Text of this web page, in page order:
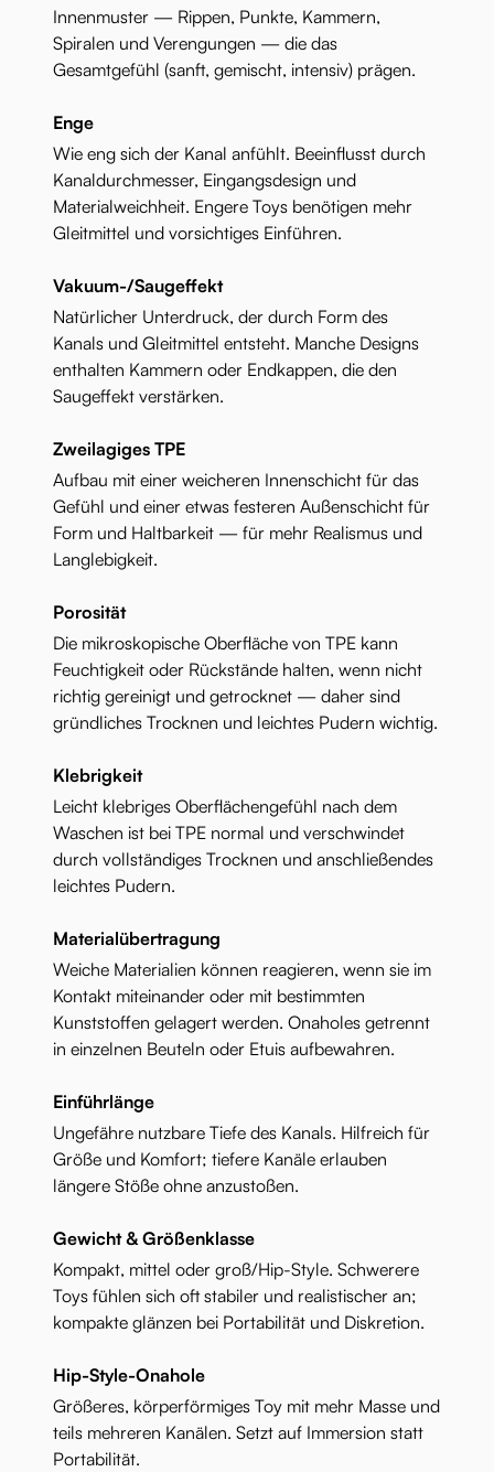
Innenmuster — Rippen, Punkte, Kammern,
Spiralen und Verengungen — die das
Gesamtgefühl (sanft, gemischt, intensiv) prägen.
Enge
Wie eng sich der Kanal anfühlt. Beeinflusst durch
Kanaldurchmesser, Eingangsdesign und
Materialweichheit. Engere Toys benötigen mehr
Gleitmittel und vorsichtiges Einführen.
Vakuum-/Saugeffekt
Natürlicher Unterdruck, der durch Form des
Kanals und Gleitmittel entsteht. Manche Designs
enthalten Kammern oder Endkappen, die den
Saugeffekt verstärken.
Zweilagiges TPE
Aufbau mit einer weicheren Innenschicht für das
Gefühl und einer etwas festeren Außenschicht für
Form und Haltbarkeit — für mehr Realismus und
Langlebigkeit.
Porosität
Die mikroskopische Oberfläche von TPE kann
Feuchtigkeit oder Rückstände halten, wenn nicht
richtig gereinigt und getrocknet — daher sind
gründliches Trocknen und leichtes Pudern wichtig.
Klebrigkeit
Leicht klebriges Oberflächengefühl nach dem
Waschen ist bei TPE normal und verschwindet
durch vollständiges Trocknen und anschließendes
leichtes Pudern.
Materialübertragung
Weiche Materialien können reagieren, wenn sie im
Kontakt miteinander oder mit bestimmten
Kunststoffen gelagert werden. Onaholes getrennt
in einzelnen Beuteln oder Etuis aufbewahren.
Einführlänge
Ungefähre nutzbare Tiefe des Kanals. Hilfreich für
Größe und Komfort; tiefere Kanäle erlauben
längere Stöße ohne anzustoßen.
Gewicht & Größenklasse
Kompakt, mittel oder groß/Hip-Style. Schwerere
Toys fühlen sich oft stabiler und realistischer an;
kompakte glänzen bei Portabilität und Diskretion.
Hip-Style-Onahole
Größeres, körperförmiges Toy mit mehr Masse und
teils mehreren Kanälen. Setzt auf Immersion statt
Portabilität.